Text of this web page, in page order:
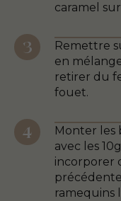
caramel
Remettre
en
retirer du
fouet.
Monter les
avec les
incorporer
ramequins